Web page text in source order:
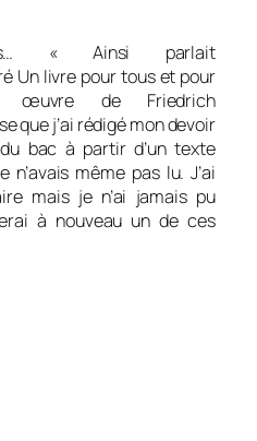
« Ainsi parlait
Un livre pour tous et pour
de Friedrich
que j’ai rédigé mon devoir
bac à partir d’un texte
même pas lu. J’ai
mais je n’ai jamais pu
à nouveau un de ces